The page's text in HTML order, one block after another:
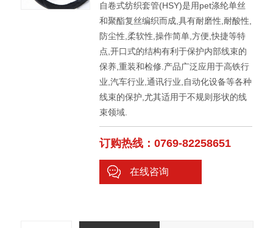
自卷式纺织套管(HSY)是用pet涤纶单丝
和聚酯复丝编织而成,具有耐磨性,耐酸性,
防尘性,柔软性,操作简单,方便,快捷等特
点,开口式的结构有利于保护内部线束的
保养,重装和检修.产品广泛应用于高铁行
业,汽车行业,通讯行业,自动化设备等各种
线束的保护,尤其适用于不规则形状的线
束领域.
订购热线：0769-82258651
在线咨询